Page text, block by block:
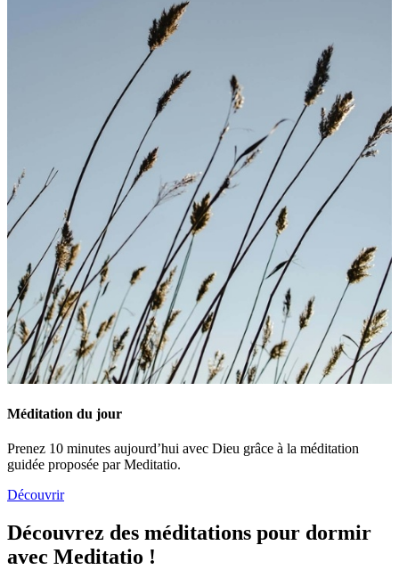
Méditation du jour
Prenez 10 minutes aujourd’hui avec Dieu grâce à la méditation
guidée proposée par Meditatio.
Découvrir
Découvrez des méditations pour dormir
avec Meditatio !